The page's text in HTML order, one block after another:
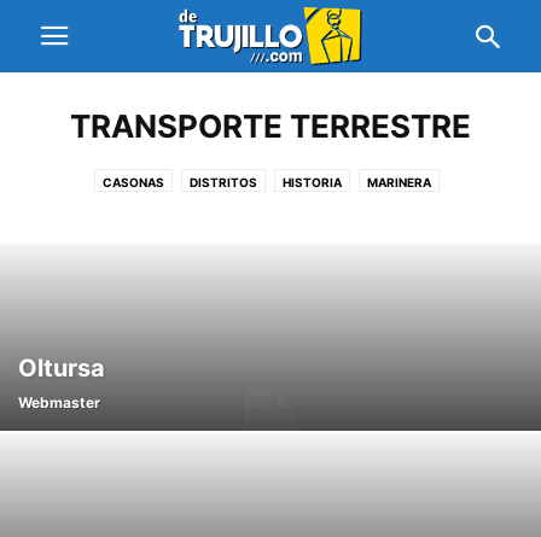
TRANSPORTE TERRESTRE
CASONAS DISTRITOS HISTORIA MARINERA
Oltursa
Webmaster